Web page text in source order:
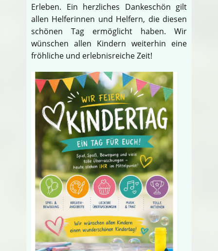
Erleben. Ein herzliches Dankeschön gilt
allen Helferinnen und Helfern, die diesen
schönen Tag ermöglicht haben. Wir
wünschen allen Kindern weiterhin eine
fröhliche und erlebnisreiche Zeit!